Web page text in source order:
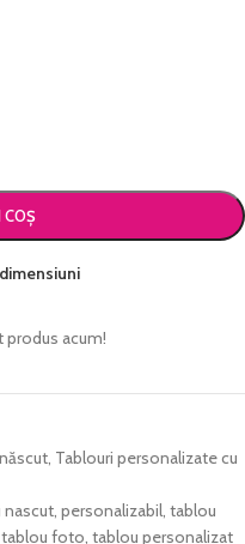
COȘ
produs acum!
Tablouri personalizate cu
nascut personalizabil tablou
tablou foto tablou personalizat